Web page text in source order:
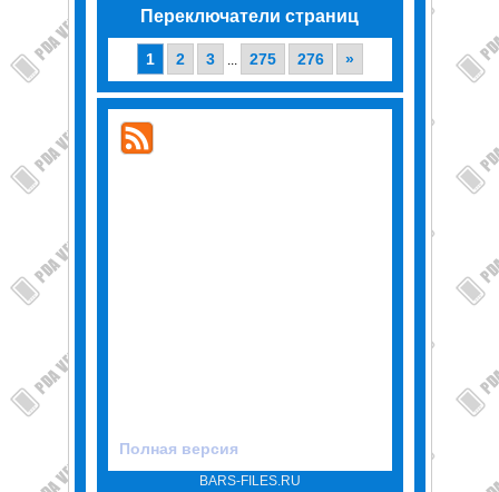
Переключатели страниц
1 2 3 ... 275 276 »
Полная версия
BARS-FILES.RU